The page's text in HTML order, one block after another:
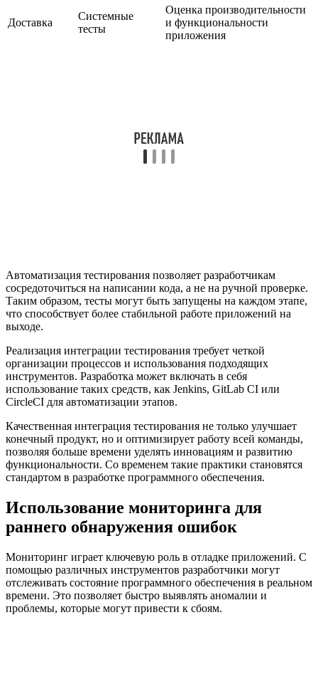
Доставка
Системные
тесты
Оценка производительности
и функциональности
приложения
Автоматизация тестирования позволяет разработчикам
сосредоточиться на написании кода, а не на ручной проверке.
Таким образом, тесты могут быть запущены на каждом этапе,
что способствует более стабильной работе приложений на
выходе.
Реализация интеграции тестирования требует четкой
организации процессов и использования подходящих
инструментов. Разработка может включать в себя
использование таких средств, как Jenkins, GitLab CI или
CircleCI для автоматизации этапов.
Качественная интеграция тестирования не только улучшает
конечный продукт, но и оптимизирует работу всей команды,
позволяя больше времени уделять инновациям и развитию
функциональности. Со временем такие практики становятся
стандартом в разработке программного обеспечения.
Использование мониторинга для
раннего обнаружения ошибок
Мониторинг играет ключевую роль в отладке приложений. С
помощью различных инструментов разработчики могут
отслеживать состояние программного обеспечения в реальном
времени. Это позволяет быстро выявлять аномалии и
проблемы, которые могут привести к сбоям.